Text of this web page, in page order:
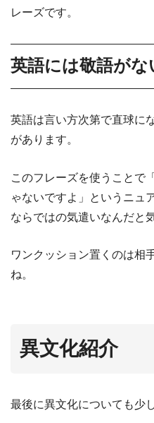
レーズです。
英語には敬語がな
英語は言い方次第で直球に
があります。
このフレーズを使うことで
ゃないですよ」というニュ
ならではの気遣いなんだと
ワンクッション置くのは相
ね。
異文化紹介
最後に異文化についても少